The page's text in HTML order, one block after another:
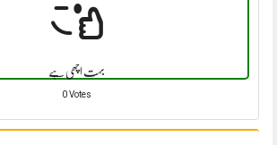
بہت اچھی ہے
0 Votes